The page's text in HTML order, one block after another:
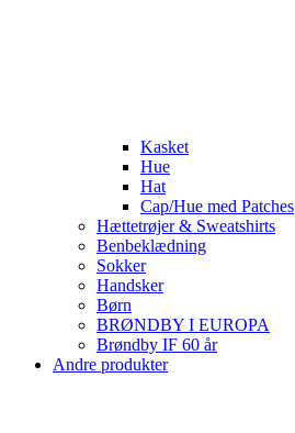
Kasket
Hue
Hat
Cap/Hue med Patches
Hættetrøjer & Sweatshirts
Benbeklædning
Sokker
Handsker
Børn
BRØNDBY I EUROPA
Brøndby IF 60 år
Andre produkter